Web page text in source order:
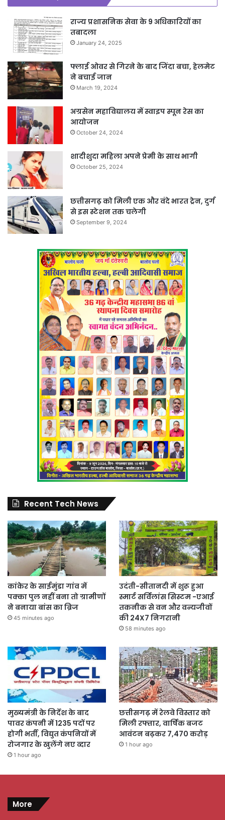
राज्य प्रशासनिक सेवा के 9 अधिकारियों का
तबादला
January 24, 2025
फ्लाई ओवर से गिरने के बाद जिंदा बचा, हेलमेट
ने बचाई जान
March 19, 2024
अग्रसेन महाविद्यालय में स्वाइप स्पून रेस का
आयोजन
October 24, 2024
शादीशुदा महिला अपने प्रेमी के साथ भागी
October 25, 2024
छत्तीसगढ़ को मिली एक और वंदे भारत ट्रेन, दुर्ग
से इस स्टेशन तक चलेगी
September 9, 2024
Recent Tech News
कांकेर के साईमुंडा गांव में
पक्का पुल नहीं बना तो ग्रामीणों
ने बनाया बांस का ब्रिज
45 minutes ago
उदंती-सीतानदी में शुरू हुआ
स्मार्ट सर्विलांस सिस्टम -एआई
तकनीक से वन और वन्यजीवों
की 24X7 निगरानी
58 minutes ago
मुख्यमंत्री के निर्देश के बाद
पावर कंपनी में 1235 पदों पर
होगी भर्ती, विद्युत कंपनियों में
रोजगार के खुलेंगे नए व्दार
1 hour ago
छत्तीसगढ़ में रेलवे विस्तार को
मिली रफ्तार, वार्षिक बजट
आवंटन बढ़कर 7,470 करोड़
1 hour ago
More